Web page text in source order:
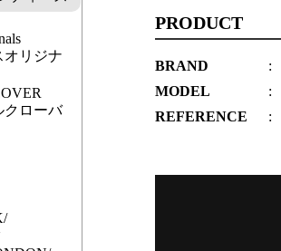
PRODUCT
BRAND :
MODEL
:
REFERENCE
: